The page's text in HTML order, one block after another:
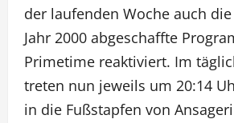
der laufenden Woche auch
Jahr 2000 abgeschaffte
Primetime reaktiviert. Im
treten nun jeweils um 20:14
in die Fußstapfen von